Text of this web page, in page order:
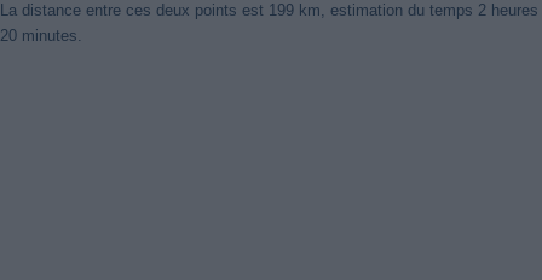
La distance entre ces deux points est 199 km, estimation du temps 2 heures
20 minutes.